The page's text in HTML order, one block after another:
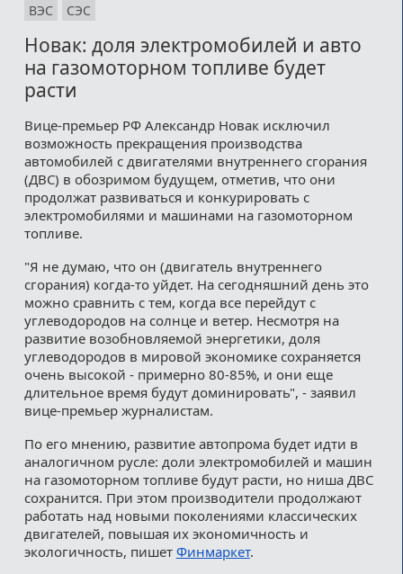
ВЭС
СЭС
Новак: доля электромобилей и авто
на газомоторном топливе будет
расти
Вице-премьер РФ Александр Новак исключил
возможность прекращения производства
автомобилей с двигателями внутреннего сгорания
(ДВС) в обозримом будущем, отметив, что они
продолжат развиваться и конкурировать с
электромобилями и машинами на газомоторном
топливе.
"Я не думаю, что он (двигатель внутреннего
сгорания) когда-то уйдет. На сегодняшний день это
можно сравнить с тем, когда все перейдут с
углеводородов на солнце и ветер. Несмотря на
развитие возобновляемой энергетики, доля
углеводородов в мировой экономике сохраняется
очень высокой - примерно 80-85%, и они еще
длительное время будут доминировать", - заявил
вице-премьер журналистам.
По его мнению, развитие автопрома будет идти в
аналогичном русле: доли электромобилей и машин
на газомоторном топливе будут расти, но ниша ДВС
сохранится. При этом производители продолжают
работать над новыми поколениями классических
двигателей, повышая их экономичность и
экологичность, пишет Финмаркет.